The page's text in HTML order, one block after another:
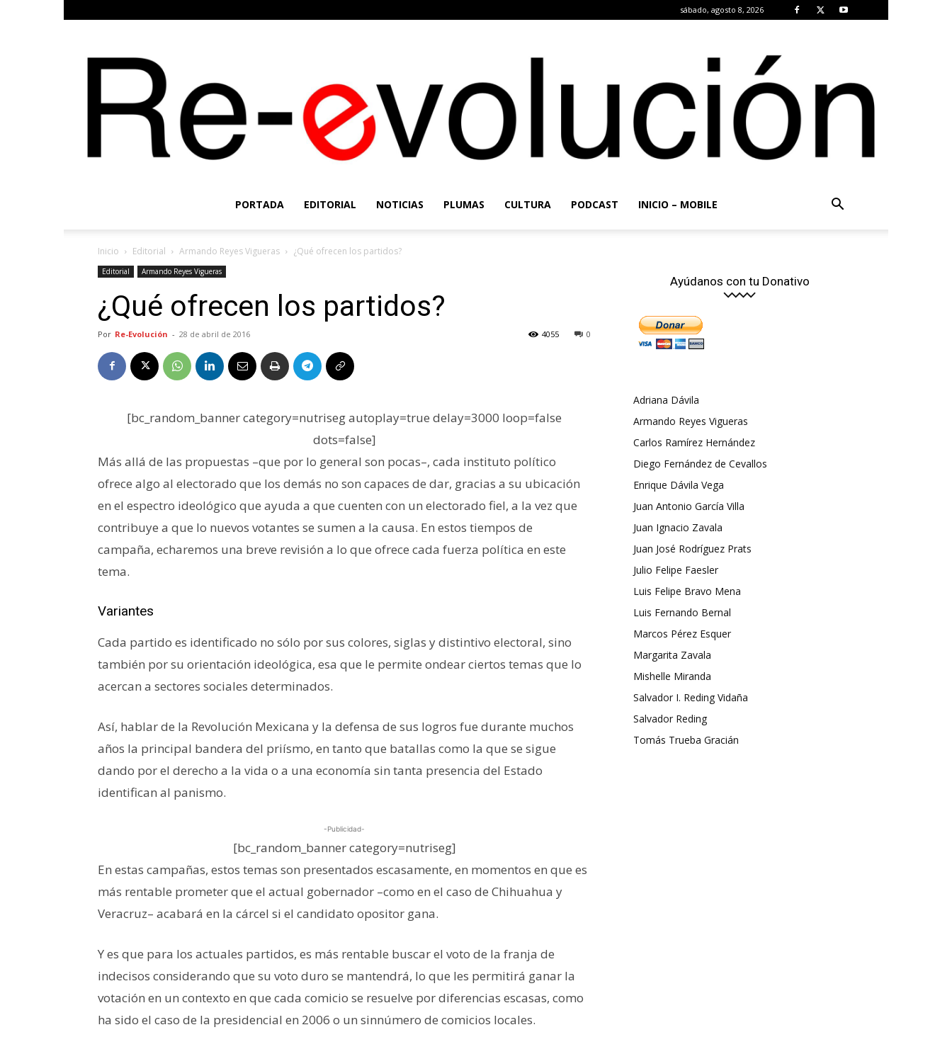
sábado, agosto 8, 2026
PORTADA EDITORIAL NOTICIAS PLUMAS CULTURA PODCAST INICIO – MOBILE
Inicio Editorial Armando Reyes Vigueras ¿Qué ofrecen los partidos?
Editorial Armando Reyes Vigueras
¿Qué ofrecen los partidos?
Por Re-Evolución - 28 de abril de 2016 0
4055
[bc_random_banner category=nutriseg autoplay=true delay=3000 loop=false
dots=false]
Más allá de las propuestas –que por lo general son pocas–, cada instituto político
ofrece algo al electorado que los demás no son capaces de dar, gracias a su ubicación
en el espectro ideológico que ayuda a que cuenten con un electorado fiel, a la vez que
contribuye a que lo nuevos votantes se sumen a la causa. En estos tiempos de
campaña, echaremos una breve revisión a lo que ofrece cada fuerza política en este
tema.
Variantes
Cada partido es identificado no sólo por sus colores, siglas y distintivo electoral, sino
también por su orientación ideológica, esa que le permite ondear ciertos temas que lo
acercan a sectores sociales determinados.
Así, hablar de la Revolución Mexicana y la defensa de sus logros fue durante muchos
años la principal bandera del priísmo, en tanto que batallas como la que se sigue
dando por el derecho a la vida o a una economía sin tanta presencia del Estado
identifican al panismo.
-Publicidad-
[bc_random_banner category=nutriseg]
En estas campañas, estos temas son presentados escasamente, en momentos en que es
más rentable prometer que el actual gobernador –como en el caso de Chihuahua y
Veracruz– acabará en la cárcel si el candidato opositor gana.
Y es que para los actuales partidos, es más rentable buscar el voto de la franja de
indecisos considerando que su voto duro se mantendrá, lo que les permitirá ganar la
votación en un contexto en que cada comicio se resuelve por diferencias escasas, como
ha sido el caso de la presidencial en 2006 o un sinnúmero de comicios locales.
Ayúdanos con tu Donativo
Adriana Dávila
Armando Reyes Vigueras
Carlos Ramírez Hernández
Diego Fernández de Cevallos
Enrique Dávila Vega
Juan Antonio García Villa
Juan Ignacio Zavala
Juan José Rodríguez Prats
Julio Felipe Faesler
Luis Felipe Bravo Mena
Luis Fernando Bernal
Marcos Pérez Esquer
Margarita Zavala
Mishelle Miranda
Salvador I. Reding Vidaña
Salvador Reding
Tomás Trueba Gracián